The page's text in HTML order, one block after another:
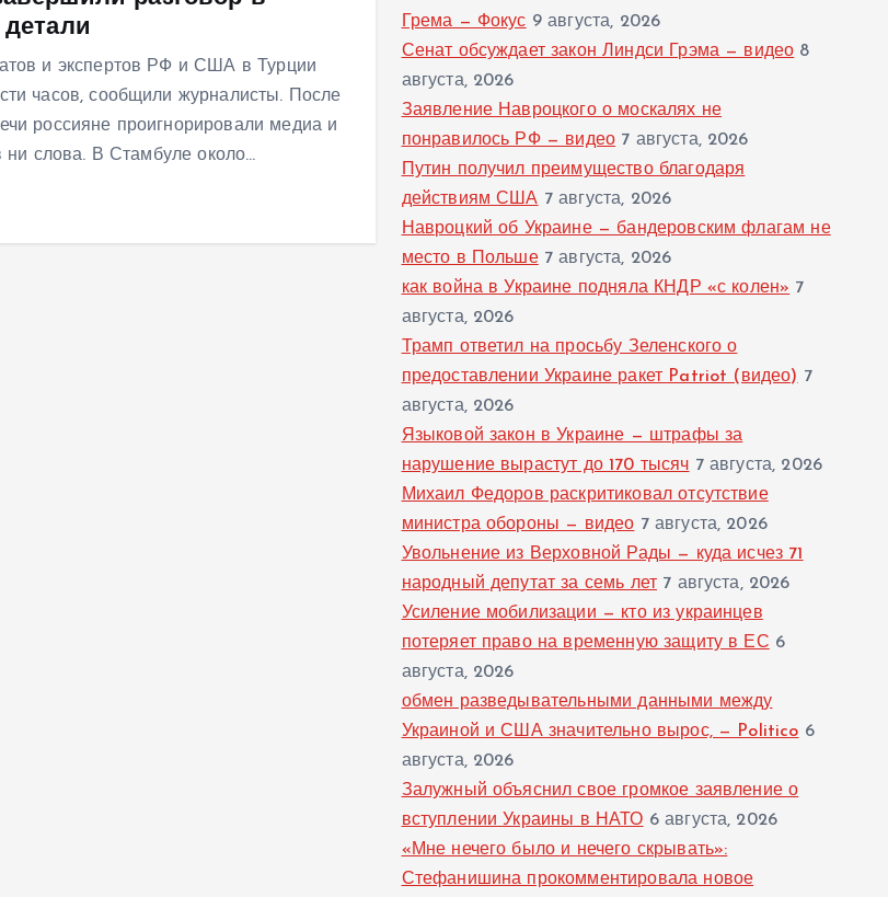
и экспертов РФ и США в Турции
часов, сообщили журналисты. После
россияне проигнорировали медиа и
ни слова. В Стамбуле около…
Грема — Фокус 9 августа, 2026
Сенат обсуждает закон Линдси Грэма — видео 8
августа, 2026
Заявление Навроцкого о москалях не
понравилось РФ — видео 7 августа, 2026
Путин получил преимущество благодаря
действиям США 7 августа, 2026
Навроцкий об Украине — бандеровским флагам не
место в Польше 7 августа, 2026
как война в Украине подняла КНДР «с колен» 7
августа, 2026
Трамп ответил на просьбу Зеленского о
предоставлении Украине ракет Patriot (видео) 7
августа, 2026
Языковой закон в Украине — штрафы за
нарушение вырастут до 170 тысяч 7 августа, 2026
Михаил Федоров раскритиковал отсутствие
министра обороны — видео 7 августа, 2026
Увольнение из Верховной Рады — куда исчез 71
народный депутат за семь лет 7 августа, 2026
Усиление мобилизации — кто из украинцев
потеряет право на временную защиту в ЕС 6
августа, 2026
обмен разведывательными данными между
Украиной и США значительно вырос, — Politico 6
августа, 2026
Залужный объяснил свое громкое заявление о
вступлении Украины в НАТО 6 августа, 2026
«Мне нечего было и нечего скрывать»:
Стефанишина прокомментировала новое